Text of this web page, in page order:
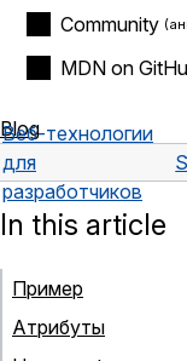
Community
MDN on
Blog
Веб-технологии
для
разработчиков
In this article
Пример
Атрибуты